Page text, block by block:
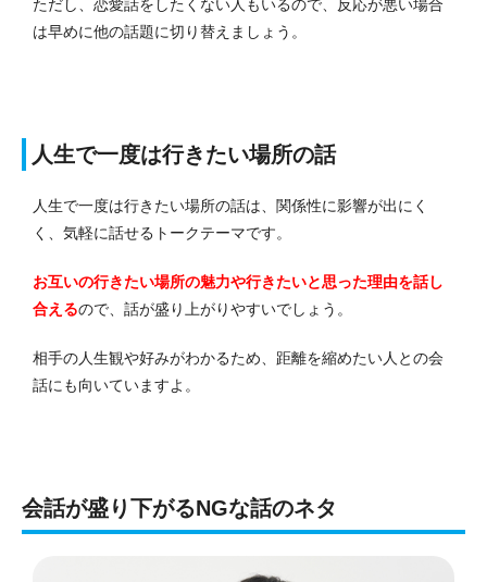
ただし、恋愛話をしたくない人もいるので、反応が悪い場合
は早めに他の話題に切り替えましょう。
人生で一度は行きたい場所の話
人生で一度は行きたい場所の話は、関係性に影響が出にく
く、気軽に話せるトークテーマです。
お互いの行きたい場所の魅力や行きたいと思った理由を話し
合えるので、話が盛り上がりやすいでしょう。
相手の人生観や好みがわかるため、距離を縮めたい人との会
話にも向いていますよ。
会話が盛り下がるNGな話のネタ